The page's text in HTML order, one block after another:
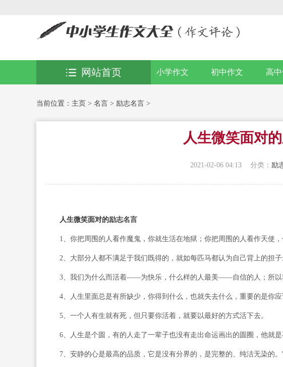
小学作文 初中作文 高
网站首页
当前位置： 主页 > 名言 > 励志名言 >
人生微笑面对
2021-02-06 04:13 分类： 励
人生微笑面对的励志名言
1、你把周围的人看作魔鬼，你就生活在地狱；你把周围的人看作天使，
2、大部分人都不满足于我们既得的，就如每匹马都认为自己背上的担子
3、我们为什么而活着——为快乐，什么样的人最美——自信的人；所以
4、人生里面总是有所缺少，你得到什么，也就失去什么，重要的是你应
5、一个人有生就有死，但只要你活着，就要以最好的方式活下去。
6、人生是个圆，有的人走了一辈子也没有走出命运画出的圆圈，他就是
7、安静的心是最高的品质，它是没有分界的，是完整的、纯洁无染的。